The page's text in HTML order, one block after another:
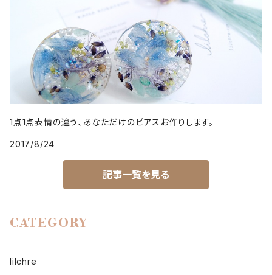
1点1点表情の違う、あなただけのピアスお作りします。
2017/8/24
記事一覧を見る
CATEGORY
lilchre